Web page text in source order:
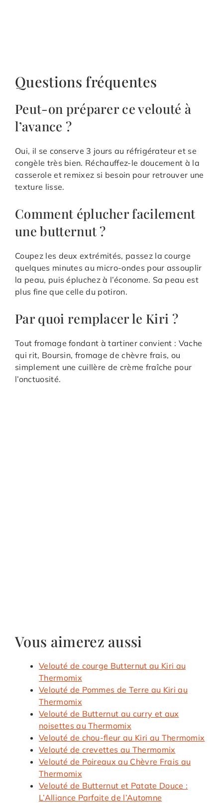
Questions fréquentes
Peut-on préparer ce velouté à
l’avance ?
Oui, il se conserve 3 jours au réfrigérateur et se
congèle très bien. Réchauffez-le doucement à la
casserole et remixez si besoin pour retrouver une
texture lisse.
Comment éplucher facilement
une butternut ?
Coupez les deux extrémités, passez la courge
quelques minutes au micro-ondes pour assouplir
la peau, puis épluchez à l’économe. Sa peau est
plus fine que celle du potiron.
Par quoi remplacer le Kiri ?
Tout fromage fondant à tartiner convient : Vache
qui rit, Boursin, fromage de chèvre frais, ou
simplement une cuillère de crème fraîche pour
l’onctuosité.
Vous aimerez aussi
Velouté de courge Butternut au Kiri au
Thermomix
Velouté de Pommes de Terre au Kiri au
Thermomix
Velouté de Butternut au curry et aux
noisettes au Thermomix
Velouté de chou-fleur au Kiri au Thermomix
Velouté de crevettes au Thermomix
Velouté de Poireaux au Chèvre Frais au
Thermomix
Velouté de Butternut et Patate Douce :
L’Alliance Parfaite de l’Automne